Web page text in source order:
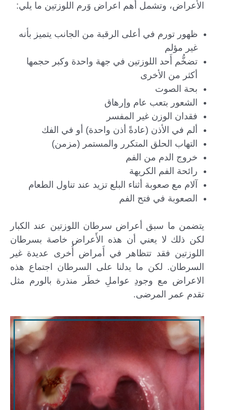
الأَعراض، وتشمل أهم اعراض وَرم اللوزتين ما يلي:
ظهور تورم في أعلى الرقبة من الجانب يتميز بأنه
غير مؤلم
تضخُّم أَحد اللوزتين في جهة واحدة وكبر حجمها
أكثر من الأخرى
بحة الصوت
الشعور بتعب عام وإرهاق
فقدان الوزن غير المفسر
ألم في الأذن (عادةً أذن واحدة) أو في الفك
التهاب الحلق المتكرر والمستمر (مزمن)
خروج الدم من الفم
رائحة الفم الكريهة
آلام مع صعوبة أثناء البلع تزيد عند تناول الطعام
الصعوبة في فتح الفم
يتضمن ما سبق أعراض سرطان اللوزتين عند الكبار
لكن ذلك لا يعني أن هذه الأَعراض خاصة بسرطان
اللوزتين فقد تتظاهر في أَمراض أُخرى عديدة غير
السرطان. لكن ما يدلنا على السرطان اجتماع هذه
الاعراض مع وجودِ عواملِ خطَر منذرة بالورم مثل
تقدم عمر المرضى.